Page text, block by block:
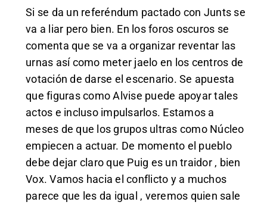
Si se da un referéndum pactado con Junts se
va a liar pero bien. En los foros oscuros se
comenta que se va a organizar reventar las
urnas así como meter jaelo en los centros de
votación de darse el escenario. Se apuesta
que figuras como Alvise puede apoyar tales
actos e incluso impulsarlos. Estamos a
meses de que los grupos ultras como Núcleo
empiecen a actuar. De momento el pueblo
debe dejar claro que Puig es un traidor , bien
Vox. Vamos hacia el conflicto y a muchos
parece que les da igual , veremos quien sale